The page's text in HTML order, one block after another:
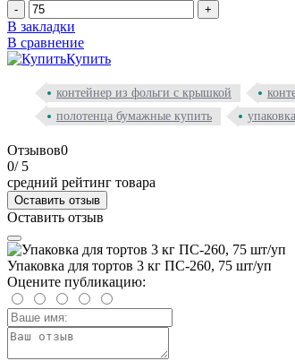
- +
В закладки
В сравнение
Купить
контейнер из фольги с крышкой
полотенца бумажные купить
Отзывов0
0/ 5
средний рейтинг товара
Оставить отзыв
Оставить отзыв
Упаковка для тортов 3 кг ПС-260, 75 шт/уп
Оцените публикацию: